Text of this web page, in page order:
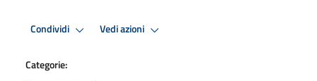
Condividi Vedi azioni
Categorie: